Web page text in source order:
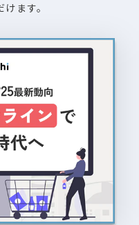
ます。